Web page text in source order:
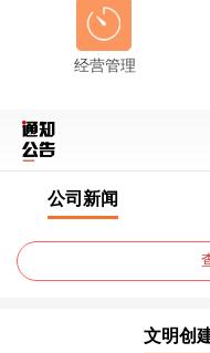
经营管理
公司新闻
文明创